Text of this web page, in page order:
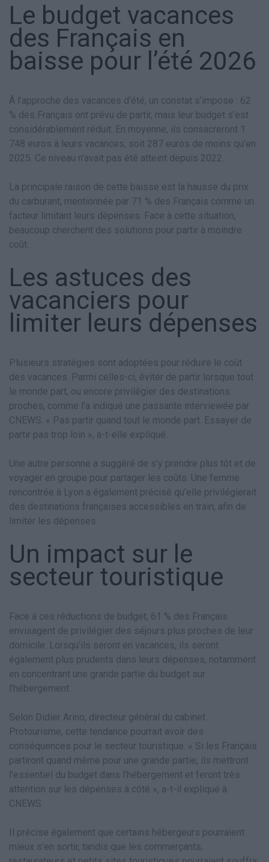
Le budget vacances
des Français en
baisse pour l’été 2026
À l’approche des vacances d’été, un constat s’impose : 62
% des Français ont prévu de partir, mais leur budget s’est
considérablement réduit. En moyenne, ils consacreront 1
748 euros à leurs vacances, soit 287 euros de moins qu’en
2025. Ce niveau n’avait pas été atteint depuis 2022.
La principale raison de cette baisse est la hausse du prix
du carburant, mentionnée par 71 % des Français comme un
facteur limitant leurs dépenses. Face à cette situation,
beaucoup cherchent des solutions pour partir à moindre
coût.
Les astuces des
vacanciers pour
limiter leurs dépenses
Plusieurs stratégies sont adoptées pour réduire le coût
des vacances. Parmi celles-ci, éviter de partir lorsque tout
le monde part, ou encore privilégier des destinations
proches, comme l’a indiqué une passante interviewée par
CNEWS. « Pas partir quand tout le monde part. Essayer de
partir pas trop loin », a-t-elle expliqué.
Une autre personne a suggéré de s’y prendre plus tôt et de
voyager en groupe pour partager les coûts. Une femme
rencontrée à Lyon a également précisé qu’elle privilégierait
des destinations françaises accessibles en train, afin de
limiter les dépenses.
Un impact sur le
secteur touristique
Face à ces réductions de budget, 61 % des Français
envisagent de privilégier des séjours plus proches de leur
domicile. Lorsqu’ils seront en vacances, ils seront
également plus prudents dans leurs dépenses, notamment
en concentrant une grande partie du budget sur
l’hébergement.
Selon Didier Arino, directeur général du cabinet
Protourisme, cette tendance pourrait avoir des
conséquences pour le secteur touristique. « Si les Français
partiront quand même pour une grande partie, ils mettront
l’essentiel du budget dans l’hébergement et feront très
attention sur les dépenses à côté », a-t-il expliqué à
CNEWS.
Il précise également que certains hébergeurs pourraient
mieux s’en sortir, tandis que les commerçants,